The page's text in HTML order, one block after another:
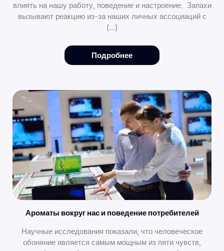
влиять на нашу работу, поведение и настроение. Запахи
вызывают реакцию из-за наших личных ассоциаций с
[…]
Подробнее
Ароматы вокруг нас и поведение потребителей
Научные исследования показали, что человеческое
обоняние является самым мощным из пяти чувств,